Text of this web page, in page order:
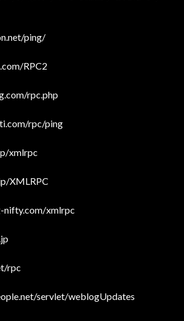
ping/
RPC2
rpc.php
rpc/ping
xmlrpc
XMLRPC
nifty.com/xmlrpc
rpc
servlet/weblogUpdates